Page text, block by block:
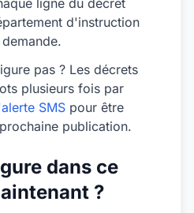
ligne du décret
d'instruction
pas ? Les décrets
plusieurs fois par
SMS pour être
publication.
dans ce
?